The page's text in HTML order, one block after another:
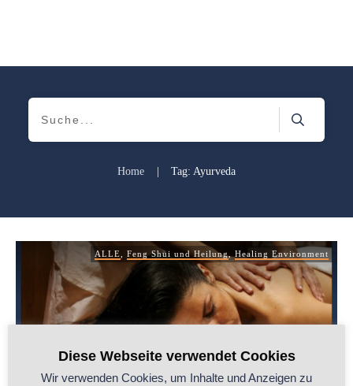
Home Tag: Ayurveda
ALLE Feng Shui und Heilung Healing Environment
Diese Webseite verwendet Cookies
Wir verwenden Cookies, um Inhalte und Anzeigen zu